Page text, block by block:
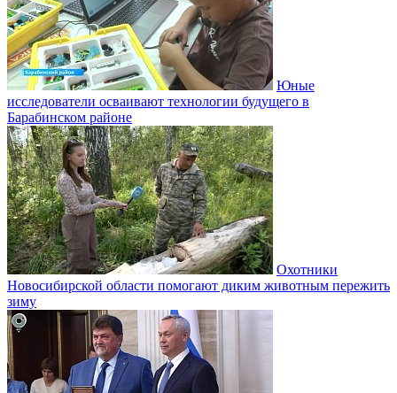
Юные
исследователи осваивают технологии будущего в
Барабинском районе
Охотники
Новосибирской области помогают диким животным пережить
зиму